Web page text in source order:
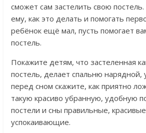
сможет сам застелить свою постель.
ему, как это делать и помогать
ребёнок ещё мал, пусть помогает
постель.
Покажите детям, что застеленная
постель, делает спальню нарядной,
перед сном скажите, как приятно
такую красиво убранную, удобную
постели и сны правильные,
успокаивающие.